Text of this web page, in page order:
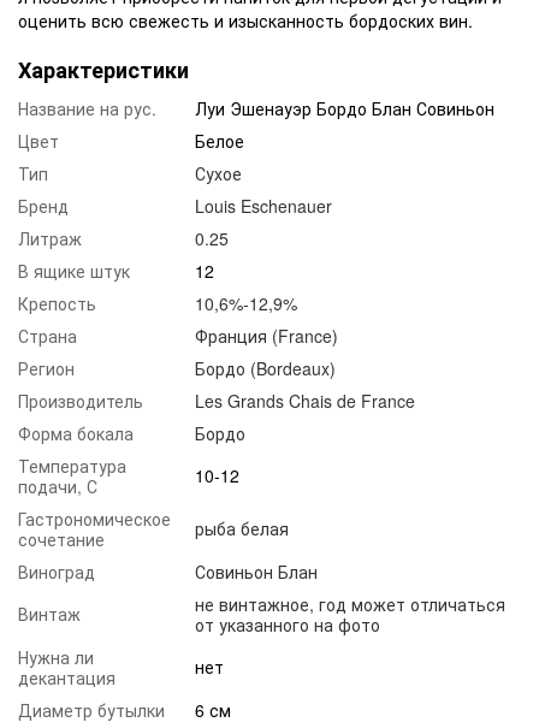
оценить всю свежесть и изысканность бордоских вин.
Характеристики
Название на рус.
Луи Эшенауэр Бордо Блан Совиньон
Цвет
Белое
Тип
Сухое
Бренд
Louis Eschenauer
Литраж
0.25
В ящике штук
12
Крепость
10,6%-12,9%
Страна
Франция (France)
Регион
Бордо (Bordeaux)
Производитель
Les Grands Chais de France
Форма бокала
Бордо
Температура
подачи, С
10-12
Гастрономическое
сочетание
рыба белая
Виноград
Совиньон Блан
Винтаж
не винтажное, год может отличаться
от указанного на фото
Нужна ли
декантация
нет
Диаметр бутылки
6 см